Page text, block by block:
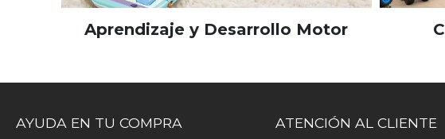
Aprendizaje y Desarrollo Motor
AYUDA EN TU COMPRA ATENCIÓN AL CLIENTE